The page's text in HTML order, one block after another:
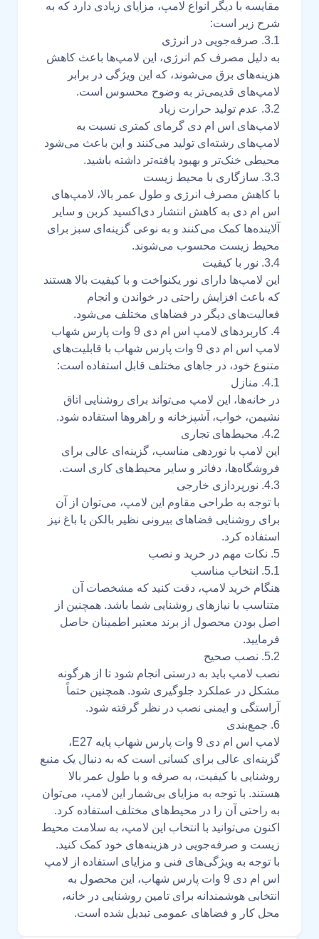
مقایسه با دیگر انواع لامپ، مزایای زیادی دارد که به
شرح زیر است:
3.1. صرفه‌جویی در انرژی
به دلیل مصرف کم انرژی، این لامپ‌ها باعث کاهش
هزینه‌های برق می‌شوند، که این ویژگی در برابر
لامپ‌های قدیمی‌تر به وضوح محسوس است.
3.2. عدم تولید حرارت زیاد
لامپ‌های اس ام دی گرمای کمتری نسبت به
لامپ‌های رشته‌ای تولید می‌کنند و این باعث می‌شود
محیطی خنک‌تر و بهبود یافته‌تر داشته باشید.
3.3. سازگاری با محیط زیست
با کاهش مصرف انرژی و طول عمر بالا، لامپ‌های
اس ام دی به کاهش انتشار دی‌اکسید کربن و سایر
آلاینده‌ها کمک می‌کنند و به نوعی گزینه‌ای سبز برای
محیط زیست محسوب می‌شوند.
3.4. نور با کیفیت
این لامپ‌ها دارای نور یکنواخت و با کیفیت بالا هستند
که باعث افزایش راحتی در خواندن و انجام
فعالیت‌های دیگر در فضاهای مختلف می‌شود.
4. کاربردهای لامپ اس ام دی 9 وات پارس شهاب
لامپ اس ام دی 9 وات پارس شهاب با قابلیت‌های
متنوع خود، در جاهای مختلف قابل استفاده است:
4.1. منازل
در خانه‌ها، این لامپ می‌تواند برای روشنایی اتاق
نشیمن، خواب، آشپزخانه و راهروها استفاده شود.
4.2. محیط‌های تجاری
این لامپ با نوردهی مناسب، گزینه‌ای عالی برای
فروشگاه‌ها، دفاتر و سایر محیط‌های کاری است.
4.3. نورپردازی خارجی
با توجه به طراحی مقاوم این لامپ، می‌توان از آن
برای روشنایی فضاهای بیرونی نظیر بالکن یا باغ نیز
استفاده کرد.
5. نکات مهم در خرید و نصب
5.1. انتخاب مناسب
هنگام خرید لامپ، دقت کنید که مشخصات آن
متناسب با نیازهای روشنایی شما باشد. همچنین از
اصل بودن محصول از برند معتبر اطمینان حاصل
فرمایید.
5.2. نصب صحیح
نصب لامپ باید به درستی انجام شود تا از هرگونه
مشکل در عملکرد جلوگیری شود. همچنین حتماً
آراستگی و ایمنی نصب در نظر گرفته شود.
6. جمع‌بندی
لامپ اس ام دی 9 وات پارس شهاب پایه E27،
گزینه‌ای عالی برای کسانی است که به دنبال یک منبع
روشنایی با کیفیت، به صرفه و با طول عمر بالا
هستند. با توجه به مزایای بی‌شمار این لامپ، می‌توان
به راحتی آن را در محیط‌های مختلف استفاده کرد.
اکنون می‌توانید با انتخاب این لامپ، به سلامت محیط
زیست و صرفه‌جویی در هزینه‌های خود کمک کنید.
با توجه به ویژگی‌های فنی و مزایای استفاده از لامپ
اس ام دی 9 وات پارس شهاب، این محصول به
انتخابی هوشمندانه برای تامین روشنایی در خانه،
محل کار و فضاهای عمومی تبدیل شده است.